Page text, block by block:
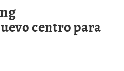
centro para